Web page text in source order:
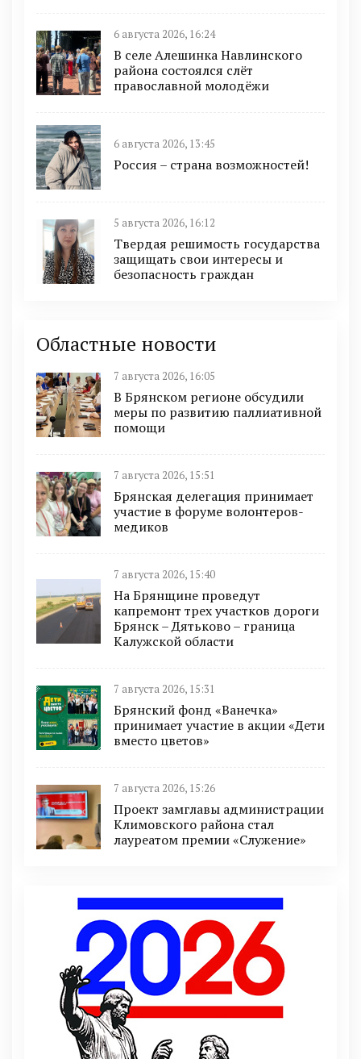
6 августа 2026, 16:24
В селе Алешинка Навлинского
района состоялся слёт
православной молодёжи
6 августа 2026, 13:45
Россия – страна возможностей!
5 августа 2026, 16:12
Твердая решимость государства
защищать свои интересы и
безопасность граждан
Областные новости
7 августа 2026, 16:05
В Брянском регионе обсудили
меры по развитию паллиативной
помощи
7 августа 2026, 15:51
Брянская делегация принимает
участие в форуме волонтеров-
медиков
7 августа 2026, 15:40
На Брянщине проведут
капремонт трех участков дороги
Брянск – Дятьково – граница
Калужской области
7 августа 2026, 15:31
Брянский фонд «Ванечка»
принимает участие в акции «Дети
вместо цветов»
7 августа 2026, 15:26
Проект замглавы администрации
Климовского района стал
лауреатом премии «Служение»